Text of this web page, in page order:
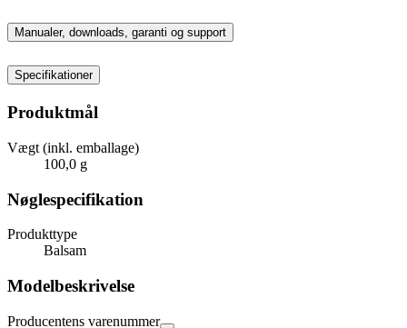
Manualer, downloads, garanti og support
Specifikationer
Produktmål
Vægt (inkl. emballage)
100,0 g
Nøglespecifikation
Produkttype
Balsam
Modelbeskrivelse
Producentens varenummer